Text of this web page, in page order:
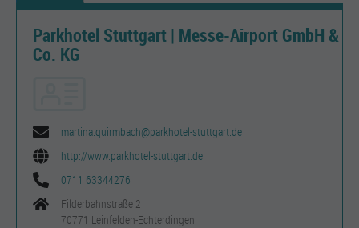
Parkhotel Stuttgart | Messe-Airport GmbH &
Co. KG
martina.quirmbach@parkhotel-stuttgart.de
http://www.parkhotel-stuttgart.de
0711 63344276
Filderbahnstraße 2
70771 Leinfelden-Echterdingen